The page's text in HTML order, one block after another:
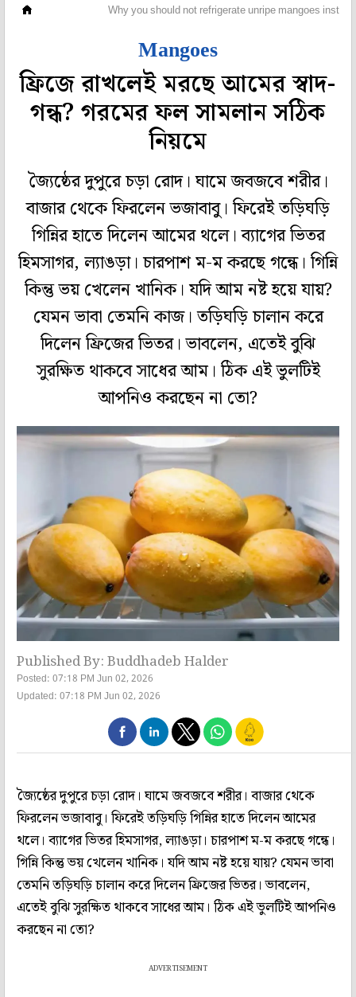
Why you should not refrigerate unripe mangoes
Mangoes
ফ্রিজে রাখলেই মরছে আমের স্বাদ-
গন্ধ? গরমের ফল সামলান সঠিক
নিয়মে
জ্যৈষ্ঠের দুপুরে চড়া রোদ। ঘামে জবজবে শরীর।
বাজার থেকে ফিরলেন ভজাবাবু। ফিরেই তড়িঘড়ি
গিন্নির হাতে দিলেন আমের থলে। ব্যাগের ভিতর
হিমসাগর, ল্যাঙড়া। চারপাশ ম-ম করছে গন্ধে। গিন্নি
কিন্তু ভয় খেলেন খানিক। যদি আম নষ্ট হয়ে যায়?
যেমন ভাবা তেমনি কাজ। তড়িঘড়ি চালান করে
দিলেন ফ্রিজের ভিতর। ভাবলেন, এতেই বুঝি
সুরক্ষিত থাকবে সাধের আম। ঠিক এই ভুলটিই
আপনিও করছেন না তো?
Published By: Buddhadeb Halder
Posted: 07:18 PM Jun 02, 2026
Updated: 07:18 PM Jun 02, 2026
জ্যৈষ্ঠের দুপুরে চড়া রোদ। ঘামে জবজবে শরীর। বাজার থেকে
ফিরলেন ভজাবাবু। ফিরেই তড়িঘড়ি গিন্নির হাতে দিলেন আমের
থলে। ব্যাগের ভিতর হিমসাগর, ল্যাঙড়া। চারপাশ ম-ম করছে গন্ধে।
গিন্নি কিন্তু ভয় খেলেন খানিক। যদি আম নষ্ট হয়ে যায়? যেমন ভাবা
তেমনি তড়িঘড়ি চালান করে দিলেন ফ্রিজের ভিতর। ভাবলেন,
এতেই বুঝি সুরক্ষিত থাকবে সাধের আম। ঠিক এই ভুলটিই আপনিও
করছেন না তো?
ADVERTISEMENT